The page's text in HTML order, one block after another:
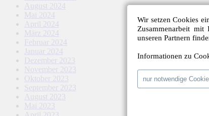
August 2024
Mai 2024
April 2024
März 2024
Februar 2024
Januar 2024
Dezember 2023
November 2023
Oktober 2023
September 2023
August 2023
Mai 2023
Wir setzen Cookies
Zusammenarbeit mit
unseren Partnern
Informationen zu
nur notwendige